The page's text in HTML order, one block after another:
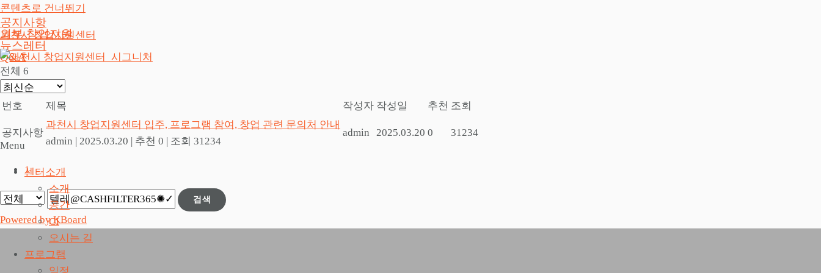
콘텐츠로 건너뛰기
과천시 창업지원센터
Menu
센터소개
소개
공간
CI
오시는 길
프로그램
일정
공지사항
외부 창업지원
뉴스레터
Q&A
전체 6
번호 제목 작성자 작성일 추천 조회
공지사항
과천시 창업지원센터 입주, 프로그램 참여, 창업 관련 문의처 안내
admin | 2025.03.20 | 추천 0 | 조회 31234
admin 2025.03.20 0 31234
1
검색
Powered by KBoard